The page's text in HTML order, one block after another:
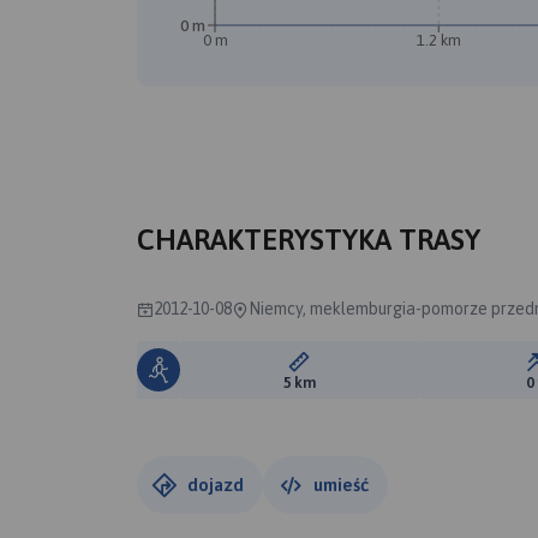
0 m 1.2 km
0 m
CHARAKTERYSTYKA TRASY
2012-10-08 Niemcy, meklemburgia-pomorze
Długość trasy:
5 km 0
dojazd umieść